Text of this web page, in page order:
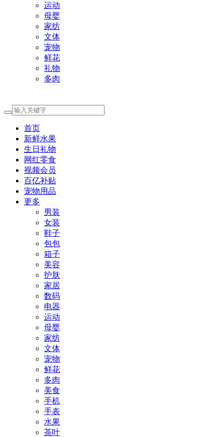
运动
母婴
家纺
文体
宠物
鲜花
礼物
多肉
首页
新鲜水果
生日礼物
网红零食
视频会员
百亿补贴
宠物用品
更多
男装
女装
鞋子
包包
箱子
美容
护肤
家居
数码
电器
运动
母婴
家纺
文体
宠物
鲜花
多肉
美食
手机
手表
水果
茶叶